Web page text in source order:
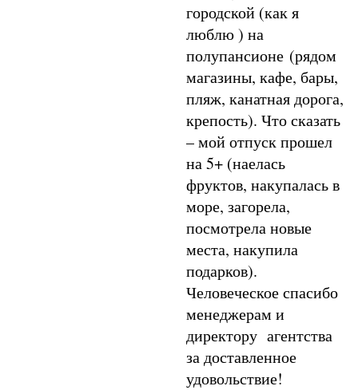
городской (как я
люблю ) на
полупансионе (рядом
магазины, кафе, бары,
пляж, канатная дорога,
крепость). Что сказать
– мой отпуск прошел
на 5+ (наелась
фруктов, накупалась в
море, загорела,
посмотрела новые
места, накупила
подарков).
Человеческое спасибо
менеджерам и
директору агентства
за доставленное
удовольствие!